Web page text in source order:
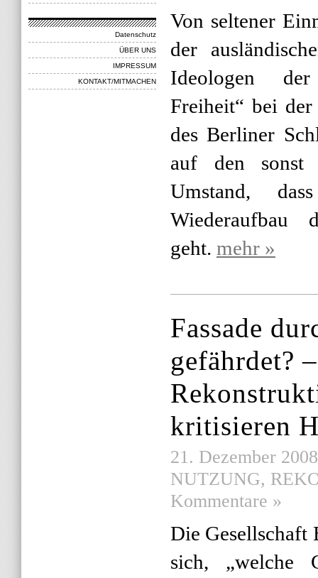
Datenschutz
ÜBER UNS
IMPRESSUM
KONTAKT/MITMACHEN
Von seltener
der
Ideologen der
Freiheit“ bei
des Berliner
auf den sonst
Umstand,
Wiederaufbau
geht. mehr »
Fassade
gefährdet? –
kritisieren
21. Dezember
NUTZUNG,
Kommentare »
Die Gesellschaft
sich, „welche